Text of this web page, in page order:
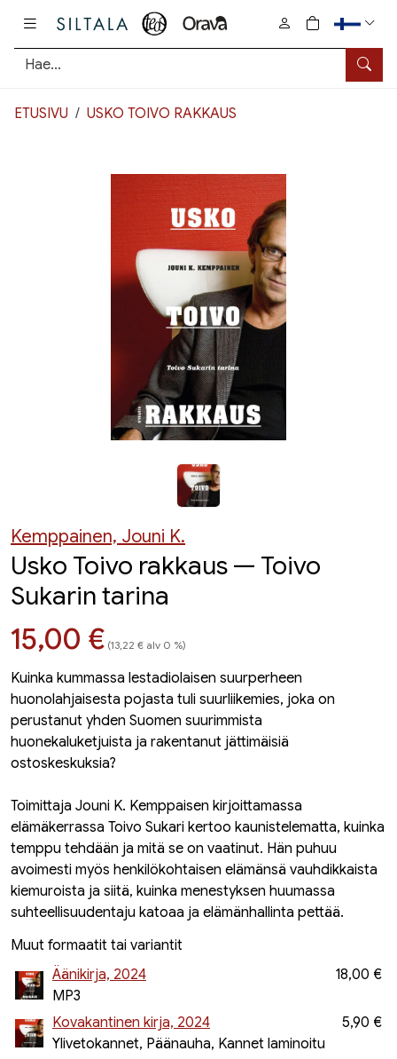
Hae
0
tuotetta
ETUSIVU USKO TOIVO RAKKAUS
Kemppainen, Jouni K.
Usko Toivo rakkaus — Toivo
Sukarin tarina
Hinta nyt
15,00 € (13,22 € alv 0 %)
Kuinka kummassa lestadiolaisen suurperheen
huonolahjaisesta pojasta tuli suurliikemies, joka on
perustanut yhden Suomen suurimmista
huonekaluketjuista ja rakentanut jättimäisiä
ostoskeskuksia?
Toimittaja Jouni K. Kemppaisen kirjoittamassa
elämäkerrassa Toivo Sukari kertoo kaunistelematta, kuinka
temppu tehdään ja mitä se on vaatinut. Hän puhuu
avoimesti myös henkilökohtaisen elämänsä vauhdikkaista
kiemuroista ja siitä, kuinka menestyksen huumassa
suhteellisuudentaju katoaa ja elämänhallinta pettää.
Muut formaatit tai variantit
Äänikirja, 2024
MP3
18,00 €
Kovakantinen kirja, 2024
Ylivetokannet, Päänauha, Kannet laminoitu
5,90 €